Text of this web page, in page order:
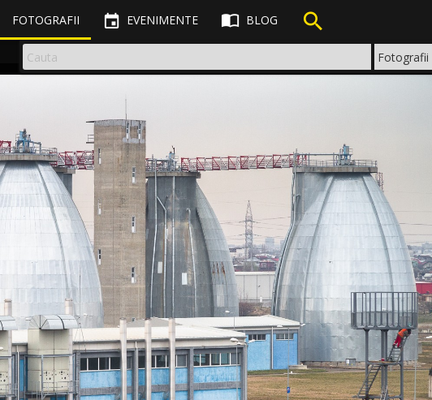
FOTOGRAFII  EVENIMENTE  BLOG 